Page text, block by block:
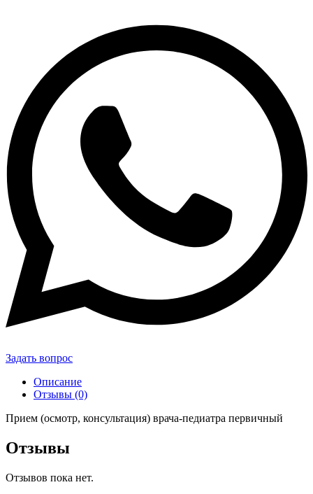
Задать вопрос
Описание
Отзывы (0)
Прием (осмотр, консультация) врача-педиатра первичный
Отзывы
Отзывов пока нет.